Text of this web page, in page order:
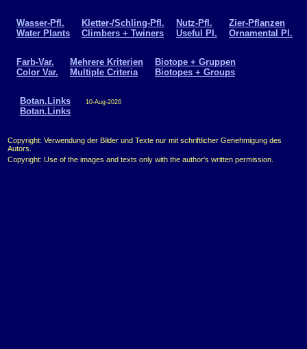
Wasser-Pfl.
Water Plants
Kletter-/Schling-Pfl.
Climbers + Twiners
Nutz-Pfl.
Useful Pl.
Zier-Pflanzen
Ornamental Pl.
Farb-Var.
Color Var.
Mehrere Kriterien
Multiple Criteria
Biotope + Gruppen
Biotopes + Groups
Botan.Links
Botan.Links
10-Aug-2026
Copyright: Verwendung der Bilder und Texte nur mit schriftlicher Genehmigung des
Autors.
Copyright: Use of the images and texts only with the author's written permission.